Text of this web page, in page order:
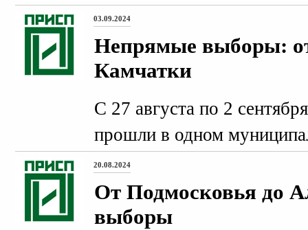
03.09.2024
Непрямые выборы:
Камчатки
С 27 августа по 2
прошли в одном
20.08.2024
От Подмосковья до
выборы